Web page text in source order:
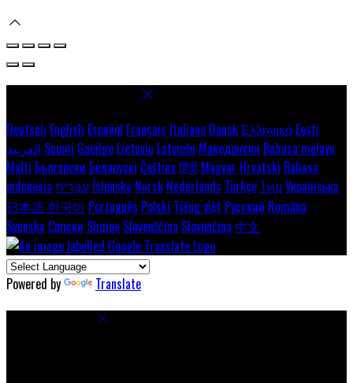
Deutsch English Español Français Italiano Dansk Ελληνικά Eesti
العربية Suomi Gaeilge Lietuvių Latviešu Македонски Bahasa melayu
Malti Български Беларускі Čeština हिंदी Magyar Hrvatski Bahasa
indonesia עברית Íslenska Norsk Nederlands Türkçeไทย Українська
日本語 한국어 Português Polski Tiếng việt Русский Română
Svenska Српски Shqipe Slovenščina Slovenčina 中文
Powered by Translate